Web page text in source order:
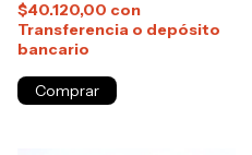
$40.120,00 con
Transferencia o depósito
bancario